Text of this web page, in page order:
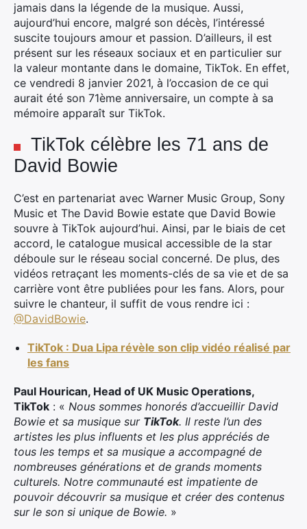
jamais dans la légende de la musique. Aussi,
aujourd’hui encore, malgré son décès, l’intéressé
suscite toujours amour et passion. D’ailleurs, il est
présent sur les réseaux sociaux et en particulier sur
la valeur montante dans le domaine, TikTok. En effet,
ce vendredi 8 janvier 2021, à l’occasion de ce qui
aurait été son 71ème anniversaire, un compte à sa
mémoire apparaît sur TikTok.
TikTok célèbre les 71 ans de
David Bowie
C’est en partenariat avec Warner Music Group, Sony
Music et The David Bowie estate que David Bowie
souvre à TikTok aujourd’hui. Ainsi, par le biais de cet
accord, le catalogue musical accessible de la star
déboule sur le réseau social concerné. De plus, des
vidéos retraçant les moments-clés de sa vie et de sa
carrière vont être publiées pour les fans. Alors, pour
suivre le chanteur, il suffit de vous rendre ici :
@DavidBowie.
TikTok : Dua Lipa révèle son clip vidéo réalisé par
les fans
Paul Hourican, Head of UK Music Operations,
TikTok : « Nous sommes honorés d’accueillir David
Bowie et sa musique sur TikTok. Il reste l’un des
artistes les plus influents et les plus appréciés de
tous les temps et sa musique a accompagné de
nombreuses générations et de grands moments
culturels. Notre communauté est impatiente de
pouvoir découvrir sa musique et créer des contenus
sur le son si unique de Bowie. »